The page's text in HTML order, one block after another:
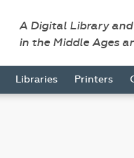
A Digital Library
in the Middle Ages
Libraries Printers